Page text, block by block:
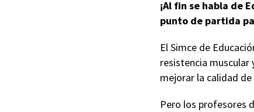
¡Al fin se habla de
punto de partida
El Simce de
resistencia muscular
mejorar la calidad
Pero los profesores